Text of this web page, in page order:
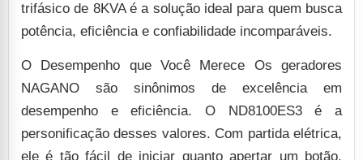
trifásico de 8KVA é a solução ideal para quem busca
potência, eficiência e confiabilidade incomparáveis.
O Desempenho que Você Merece Os geradores
NAGANO são sinônimos de excelência em
desempenho e eficiência. O ND8100ES3 é a
personificação desses valores. Com partida elétrica,
ele é tão fácil de iniciar quanto apertar um botão,